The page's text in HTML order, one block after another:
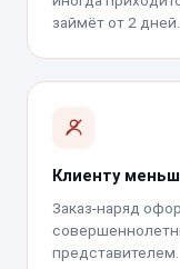
займёт от 2 дней.
Клиенту
Заказ-наряд
представителем.